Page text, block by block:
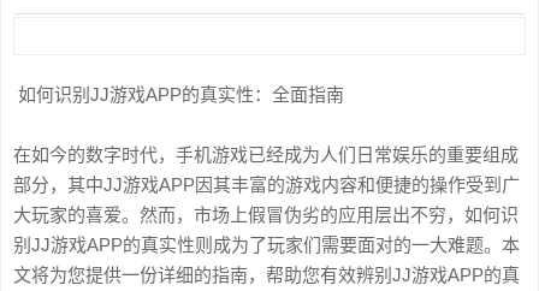
如何识别JJ游戏APP的真实性：全面指南
在如今的数字时代，手机游戏已经成为人们日常娱乐的重要组成
部分，其中JJ游戏APP因其丰富的游戏内容和便捷的操作受到广
大玩家的喜爱。然而，市场上假冒伪劣的应用层出不穷，如何识
别JJ游戏APP的真实性则成为了玩家们需要面对的一大难题。本
文将为您提供一份详细的指南，帮助您有效辨别JJ游戏APP的真